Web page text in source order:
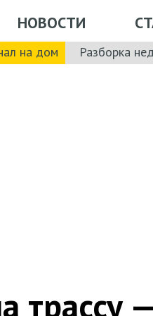
НОВОСТИ
на дом Разборка
трассу